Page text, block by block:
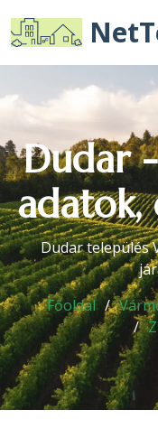
Dudar
adatok,
Dudar település
Főoldal